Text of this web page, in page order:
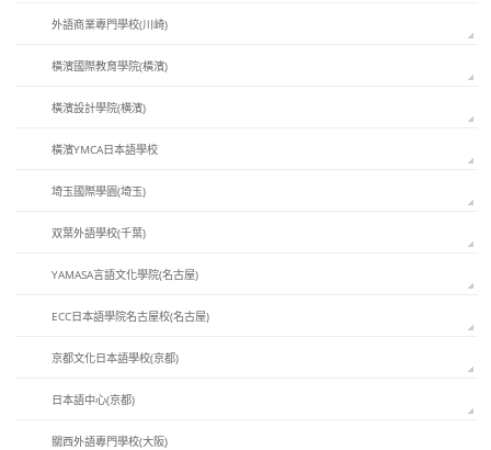
外語商業專門學校(川崎)
橫濱國際教育學院(橫濱)
橫濱設計學院(横濱)
橫濱YMCA日本語學校
埼玉國際學園(埼玉)
双葉外語學校(千葉)
YAMASA言語文化學院(名古屋)
ECC日本語學院名古屋校(名古屋)
京都文化日本語學校(京都)
日本語中心(京都)
關西外語專門學校(大阪)